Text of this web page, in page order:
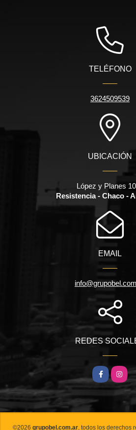
TELÉFONO
3624509539
UBICACIÓN
López y Planes
Resistencia - Chaco -
EMAIL
REDES
Facebook
©2026 grupobel.com.ar , todos los derechos